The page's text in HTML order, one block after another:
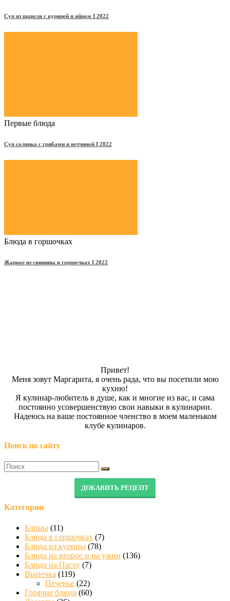
Суп из щавеля с курицей и яйцом Ι 2022
Первые блюда
Суп солянка с грибами и ветчиной Ι 2022
Блюда в горшочках
Жаркое из свинины в горшочках Ι 2022
Привет!
Меня зовут Маргарита, я очень рада, что вы посетили мою
кухню!
Я кулинар-любитель в душе, как и многие из вас, и сама
постоянно усовершенствую свои навыки в кулинарии.
Надеюсь на ваше постоянное членство в моем маленьком
клубе кулинаров.
Поиск по сайту
ДОБАВИТЬ РЕЦЕПТ
Категории
Блины (11)
Блюда в горшочках (7)
Блюда из курицы (78)
Блюда на второе и на ужин (136)
Блюда на Пасху (7)
Выпечка (119)
Печенье (22)
Горячие блюда (60)